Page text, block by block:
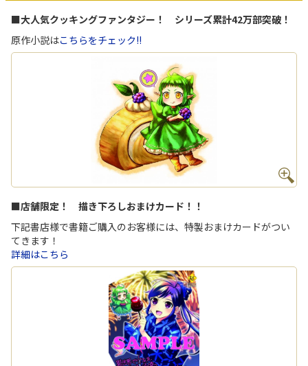
■大人気クッキングファンタジー！ シリーズ累計42万部突破！
原作小説はこちらをチェック!!
■店舗限定！ 描き下ろしおまけカード！！
下記書店様で書籍ご購入のお客様には、特製おまけカードがつい
てきます！
詳細はこちら